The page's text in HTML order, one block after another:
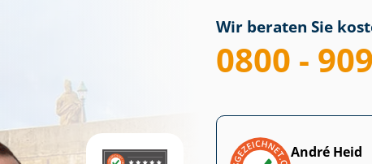
Wir beraten Sie
0800 -
André Heid